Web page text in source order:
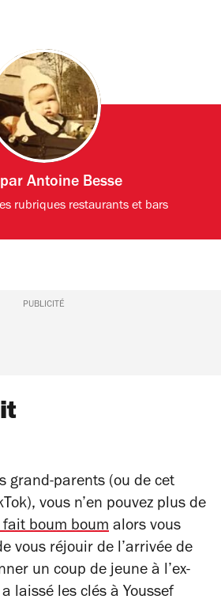
Antoine Besse
rubriques restaurants et bars
PUBLICITÉ
grand-parents (ou de cet
vous n’en pouvez plus de
boum boum alors vous
vous réjouir de l’arrivée de
un coup de jeune à l’ex-
laissé les clés à Youssef